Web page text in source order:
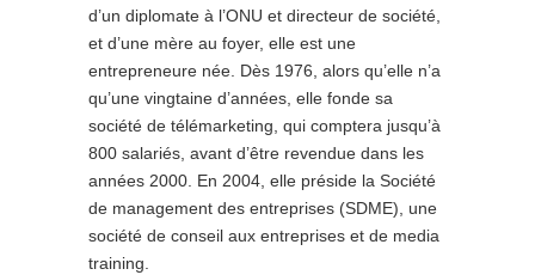
d’un diplomate à l’ONU et directeur de société,
et d’une mère au foyer, elle est une
entrepreneure née. Dès 1976, alors qu’elle n’a
qu’une vingtaine d’années, elle fonde sa
société de télémarketing, qui comptera jusqu’à
800 salariés, avant d’être revendue dans les
années 2000. En 2004, elle préside la Société
de management des entreprises (SDME), une
société de conseil aux entreprises et de media
training.